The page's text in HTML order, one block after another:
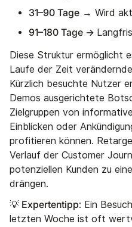
31–90 Tage → Wird
91–180 Tage →
Diese Struktur ermöglicht
Laufe der Zeit
Kürzlich besuchte Nutzer
Demos ausgerichtete
Zielgruppen von
Einblicken oder
profitieren können.
Verlauf der Customer
potenziellen Kunden zu
drängen.
💡 Expertentipp: Ein
letzten Woche ist oft